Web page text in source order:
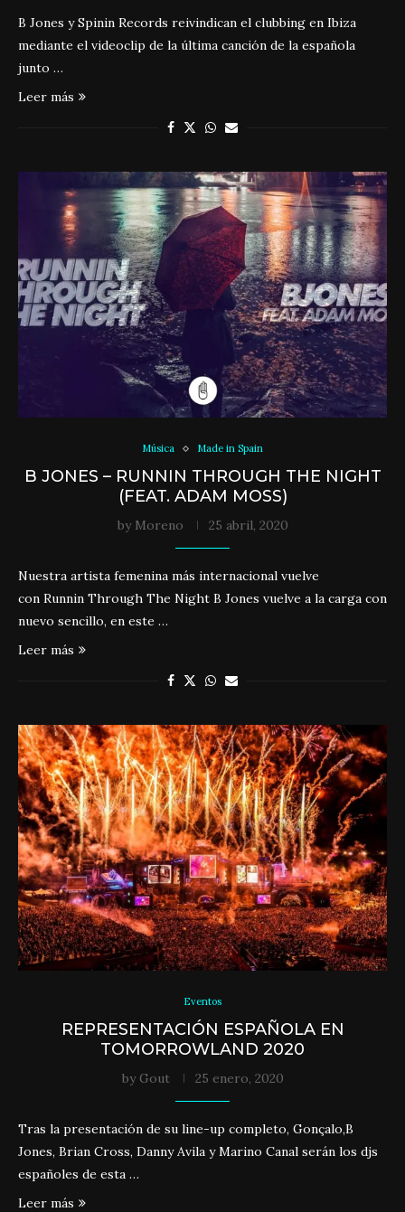
B Jones y Spinin Records reivindican el clubbing en Ibiza
mediante el videoclip de la última canción de la española
junto …
Leer más
Música Made in Spain
B JONES – RUNNIN THROUGH THE NIGHT
(FEAT. ADAM MOSS)
by Moreno 25 abril, 2020
Nuestra artista femenina más internacional vuelve
con Runnin Through The Night B Jones vuelve a la carga con
nuevo sencillo, en este …
Leer más
Eventos
REPRESENTACIÓN ESPAÑOLA EN
TOMORROWLAND 2020
by Gout 25 enero, 2020
Tras la presentación de su line-up completo, Gonçalo,B
Jones, Brian Cross, Danny Avila y Marino Canal serán los djs
españoles de esta …
Leer más